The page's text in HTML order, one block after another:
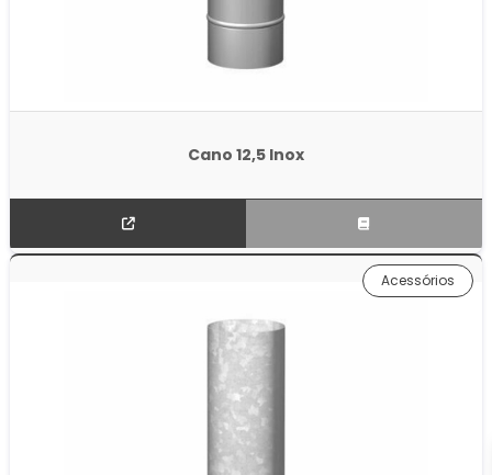
Cano 12,5 Inox
Acessórios